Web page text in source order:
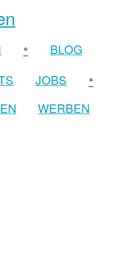
•
BLOG
JOBS •
WERBEN